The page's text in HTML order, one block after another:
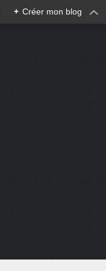
+ Créer mon blog